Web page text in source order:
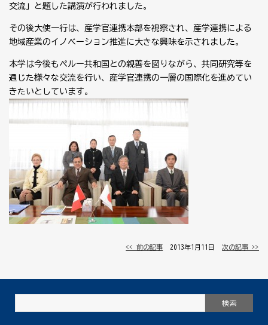
交流」と題した講演が行われました。
その後大使一行は、産学官連携本部を視察され、産学連携による
地域産業のイノベーション推進に大きな興味を示されました。
本学は今後もペルー共和国との親善を図りながら、共同研究等を
通じた様々な交流を行い、産学官連携の一層の国際化を進めてい
きたいとしています。
<< 前の記事 │ 2013年1月11日 │次の記事 >>